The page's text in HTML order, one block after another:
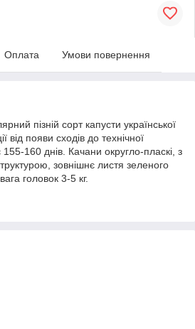
Оплата Умови повернення
пізній сорт капусти української
від появи сходів до технічної
155-160 днів. Качани округло-пласкі, з
зовнішнє листя зеленого
головок 3-5 кг.